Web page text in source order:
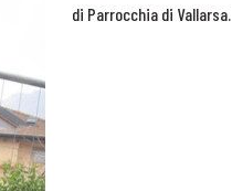
di Parrocchia di Vallarsa.